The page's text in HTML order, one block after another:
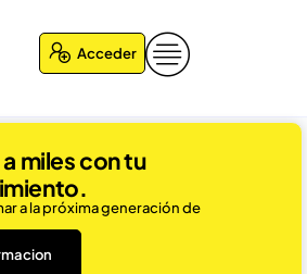
Acceder
miles con tu
a la próxima generación de